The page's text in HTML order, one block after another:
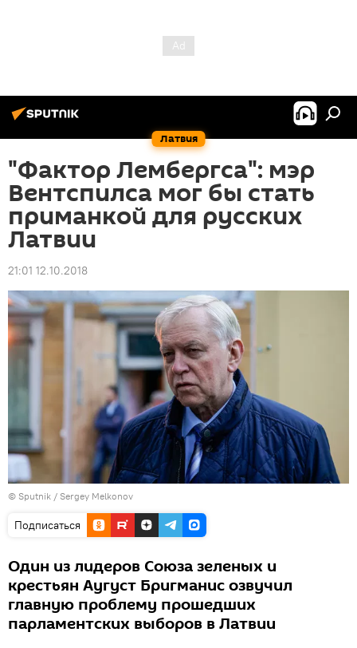
Латвия
"Фактор Лембергса": мэр
Вентспилса мог бы стать
приманкой для русских
Латвии
21:01 12.10.2018
© Sputnik / Sergey Melkonov
Подписаться
Один из лидеров Союза зеленых и
крестьян Аугуст Бригманис озвучил
главную проблему прошедших
парламентских выборов в Латвии